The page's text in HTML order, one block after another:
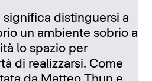
significa distinguersi a
un ambiente sobrio a
lo spazio per
di realizzarsi. Come